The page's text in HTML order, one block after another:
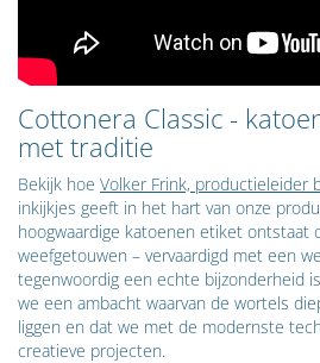
Cottonera Classic -
met traditie
Bekijk hoe Volker Frink, productieleider
inkijkjes geeft in het hart van onze
hoogwaardige katoenen etiket ontstaat
weefgetouwen – vervaardigd met een
tegenwoordig een echte bijzonderheid
we een ambacht waarvan de wortels
liggen en dat we met de modernste
creatieve projecten.